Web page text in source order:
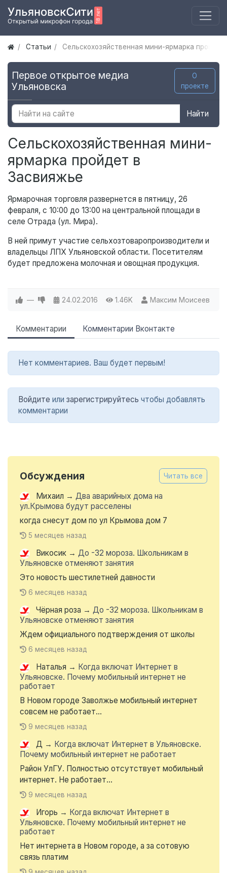
Статьи Сельскохозяйственная мини-ярмарка
Первое открытое медиа
Ульяновска
О
проекте
Найти
Сельскохозяйственная мини-
ярмарка пройдет в
Засвияжье
Ярмарочная торговля развернется в пятницу, 26
февраля, с 10:00 до 13:00 на центральной площади в
селе Отрада (ул. Мира).
В ней примут участие сельхозтоваропроизводители и
владельцы ЛПХ Ульяновской области. Посетителям
будет предложена молочная и овощная продукция.
— 24.02.2016 1.46K Максим Моисеев
Комментарии Комментарии Вконтакте
Нет комментариев. Ваш будет первым!
Войдите или зарегистрируйтесь чтобы добавлять
комментарии
Обсуждения Читать все
Михаил → Два аварийных дома на
ул.Крымова будут расселены
когда снесут дом по ул Крымова дом 7
5 месяцев назад
Викосик → До -32 мороза. Школьникам в
Ульяновске отменяют занятия
Это новость шестилетней давности
6 месяцев назад
Чёрная роза → До -32 мороза. Школьникам в
Ульяновске отменяют занятия
Ждем официального подтверждения от школы
6 месяцев назад
Наталья → Когда включат Интернет в
Ульяновске. Почему мобильный интернет не
работает
В Новом городе Заволжье мобильный интернет
совсем не работает...
9 месяцев назад
Д → Когда включат Интернет в Ульяновске.
Почему мобильный интернет не работает
Район УлГУ. Полностью отсутствует мобильный
интернет. Не работает...
9 месяцев назад
Игорь → Когда включат Интернет в
Ульяновске. Почему мобильный интернет не
работает
Нет интернета в Новом городе, а за сотовую
связь платим